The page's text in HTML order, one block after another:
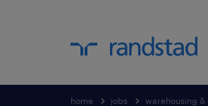
home jobs warehousing